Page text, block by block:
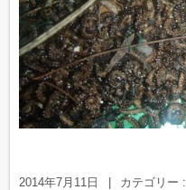
2014年7月11日 カテゴリー :